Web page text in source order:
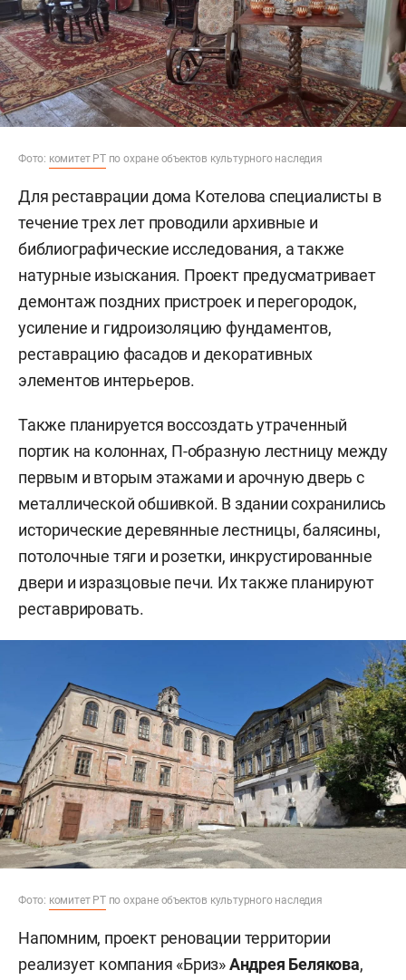
Фото: комитет РТпо охране объектов культурного наследия
Для реставрации дома Котелова специалисты в
течение трех лет проводили архивные и
библиографические исследования, а также
натурные изыскания. Проект предусматривает
демонтаж поздних пристроек и перегородок,
усиление и гидроизоляцию фундаментов,
реставрацию фасадов и декоративных
элементов интерьеров.
Также планируется воссоздать утраченный
портик на колоннах, П-образную лестницу между
первым и вторым этажами и арочную дверь с
металлической обшивкой. В здании сохранились
исторические деревянные лестницы, балясины,
потолочные тяги и розетки, инкрустированные
двери и изразцовые печи. Их также планируют
реставрировать.
Фото: комитет РТпо охране объектов культурного наследия
Напомним, проект реновации территории
реализует компания «Бриз»Андрея Белякова,